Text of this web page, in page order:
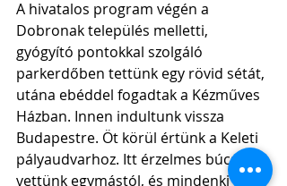
A hivatalos program végén a
Dobronak település melletti,
gyógyító pontokkal szolgáló
parkerdőben tettünk egy rövid sétát,
utána ebéddel fogadtak a Kézműves
Házban. Innen indultunk vissza
Budapestre. Öt körül értünk a Keleti
pályaudvarhoz. Itt érzelmes búcsút
vettünk egymástól, és mindenki